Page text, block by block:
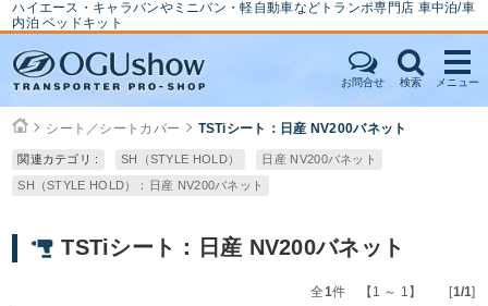
ハイエース・キャラバンやミニバン・軽自動車などトランポ専門店 車中泊/車
内泊 ベッドキット
お問合せ 検索 メニュー
シート／シートカバー TSTiシート：日産 NV200バネット
関連カテゴリ : SH（STYLE HOLD）
日産 NV200バネット
SH（STYLE HOLD）：日産 NV200バネット
TSTiシート：日産 NV200バネット
全1件 【1 ～ 1】 [1/1]